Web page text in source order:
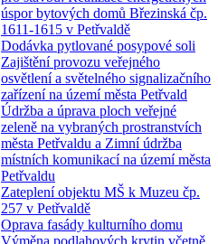
úspor bytových domů Březinská čp.
1611-1615 v Petřvaldě
Dodávka pytlované posypové soli
Zajištění provozu veřejného
osvětlení a světelného signalizačního
zařízení na území města Petřvald
Údržba a úprava ploch veřejné
zeleně na vybraných prostranstvích
města Petřvaldu a Zimní údržba
místních komunikací na území města
Petřvaldu
Zateplení objektu MŠ k Muzeu čp.
257 v Petřvaldě
Oprava fasády kulturního domu
Výměna podlahových krytin včetně